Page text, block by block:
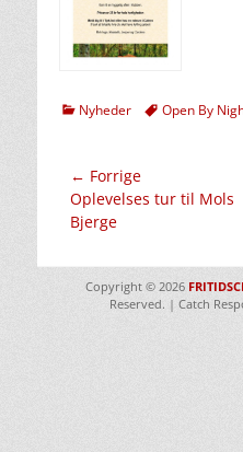
kategorier
Nyheder TagsOpen By
Indlægsnavigation
← Forrige
Forrige
indlæg:
Oplevelses tur til Mols
Bjerge
Copyright © 2026
Reserved. | Catch